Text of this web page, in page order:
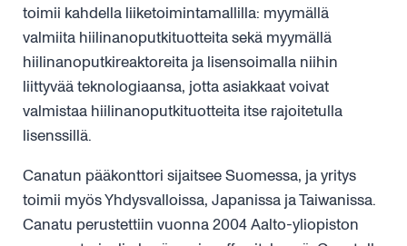
toimii kahdella liiketoimintamallilla: myymällä
valmiita hiilinanoputkituotteita sekä myymällä
hiilinanoputkireaktoreita ja lisensoimalla niihin
liittyvää teknologiaansa, jotta asiakkaat voivat
valmistaa hiilinanoputkituotteita itse rajoitetulla
lisenssillä.
Canatun pääkonttori sijaitsee Suomessa, ja yritys
toimii myös Yhdysvalloissa, Japanissa ja Taiwanissa.
Canatu perustettiin vuonna 2004 Aalto-yliopiston